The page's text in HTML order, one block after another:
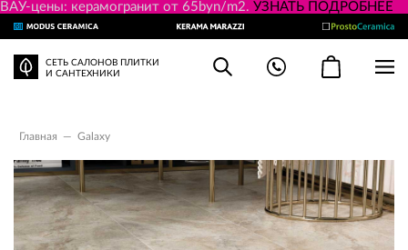
ВАУ-цены: керамогранит от 65byn/m2. УЗНАТЬ ПОДРОБНЕЕ
СЕТЬ САЛОНОВ ПЛИТКИ
И САНТЕХНИКИ
Главная — Galaxy